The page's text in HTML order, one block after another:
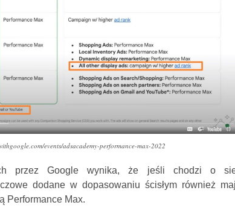
events/adsacademy-performance-max-2022
przez Google wynika, że jeśli chodzi o
dodane w dopasowaniu ścisłym również
Performance Max.